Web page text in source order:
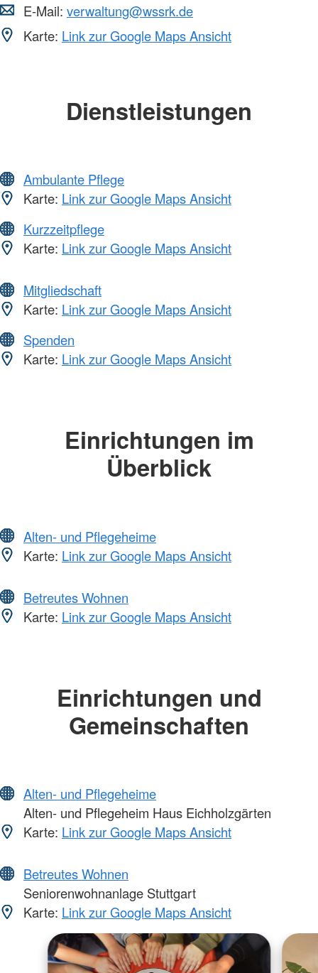
E-Mail: verwaltung@wssrk.de
Karte: Link zur Google Maps Ansicht
Dienstleistungen
Ambulante Pflege
Karte: Link zur Google Maps Ansicht
Kurzzeitpflege
Karte: Link zur Google Maps Ansicht
Mitgliedschaft
Karte: Link zur Google Maps Ansicht
Spenden
Karte: Link zur Google Maps Ansicht
Einrichtungen im
Überblick
Alten- und Pflegeheime
Karte: Link zur Google Maps Ansicht
Betreutes Wohnen
Karte: Link zur Google Maps Ansicht
Einrichtungen und
Gemeinschaften
Alten- und Pflegeheime
Alten- und Pflegeheim Haus Eichholzgärten
Karte: Link zur Google Maps Ansicht
Betreutes Wohnen
Seniorenwohnanlage Stuttgart
Karte: Link zur Google Maps Ansicht